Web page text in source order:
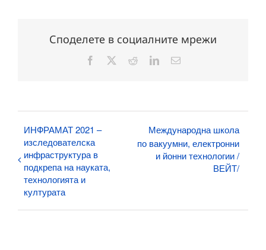
Споделете в социалните мрежи
Facebook RedditLinkedInЕлектронна
ИНФРАМАТ 2021 –
изследователска
инфраструктура в
подкрепа на науката,
технологията и
културата
Международна школа
по вакуумни, електронни
и йонни технологии /
ВЕЙТ/